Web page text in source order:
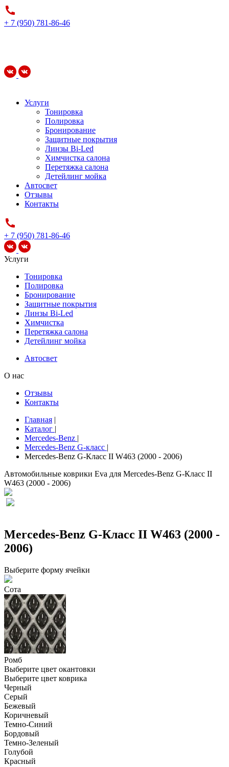
+ 7 (950) 781-86-46
Услуги
Тонировка
Полировка
Бронирование
Защитные покрытия
Линзы Bi-Led
Химчистка салона
Перетяжка салона
Детейлинг мойка
Автосвет
Отзывы
Контакты
+ 7 (950) 781-86-46
Услуги
Тонировка
Полировка
Бронирование
Защитные покрытия
Линзы Bi-Led
Химчистка
Перетяжка салона
Детейлинг мойка
Автосвет
О нас
Отзывы
Контакты
Главная |
Каталог |
Mercedes-Benz |
Mercedes-Benz G-класс |
Mercedes-Benz G-Класс II W463 (2000 - 2006)
Автомобильные коврики Eva для Mercedes-Benz G-Класс II
W463 (2000 - 2006)
Mercedes-Benz G-Класс II W463 (2000 -
2006)
Выберите форму ячейки
Сота
Ромб
Выберите цвет окантовки
Выберите цвет коврика
Черный
Серый
Бежевый
Коричневый
Темно-Синий
Бордовый
Темно-Зеленый
Голубой
Красный